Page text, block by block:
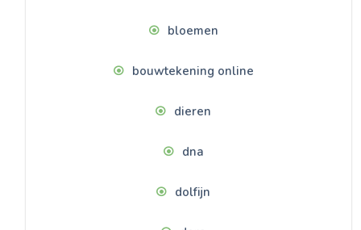
bloemen
bouwtekening online
dieren
dna
dolfijn